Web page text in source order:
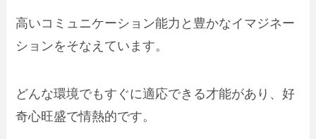
高いコミュニケーション能力と豊かなイマジネー
ションをそなえています。
どんな環境でもすぐに適応できる才能があり、好
奇心旺盛で情熱的です。